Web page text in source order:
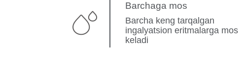
Barchaga mos
Barcha keng tarqalgan
ingalyatsion eritmalarga mos
keladi